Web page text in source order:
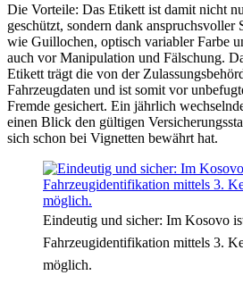
Die Vorteile: Das Etikett ist damit nicht
geschützt, sondern dank anspruchsvoller
wie Guillochen, optisch variabler Farbe
auch vor Manipulation und Fälschung.
Etikett trägt die von der
Fahrzeugdaten und ist somit vor
Fremde gesichert. Ein jährlich
einen Blick den gültigen
sich schon bei Vignetten bewährt hat.
Eindeutig und sicher: Im Kosovo
Fahrzeugidentifikation mittels 3.
möglich.